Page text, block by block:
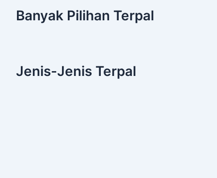
Banyak Pilihan Terpal
Jenis-Jenis Terpal